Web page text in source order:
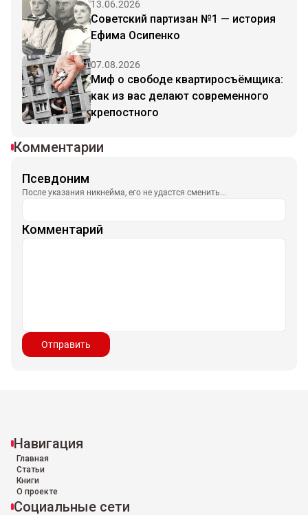
13.06.2026
Советский партизан №1 — история
Ефима Осипенко
07.08.2026
Миф о свободе квартиросъёмщика:
как из вас делают современного
крепостного
Комментарии
Псевдоним
После указания никнейма, его не удастся сменить...
Комментарий
Отправить
Навигация
Главная
Статьи
Книги
О проекте
Социальные сети